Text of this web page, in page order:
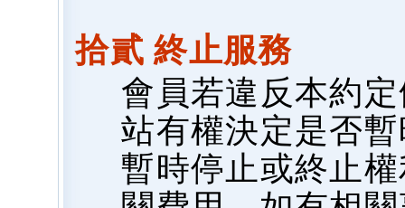
拾貳 終止服務
會員若違反本約
站有權決定是否
暫時停止或終止